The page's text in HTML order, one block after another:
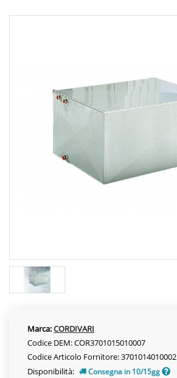
Marca:CORDIVARI
Codice DEM: COR3701015010007
Codice Articolo Fornitore: 3701014010002
Disponibilità:
Consegna in 10/15gg